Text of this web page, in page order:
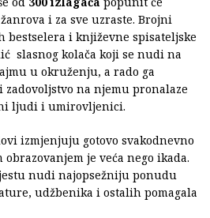
i za sve uzraste. Brojni
bestselera i književne spisateljske
slasnog kolača koji se nudi na
u okruženju, a rado ga
na njemu pronalaze
ljudi i umirovljenici.
izmjenjuju gotovo svakodnevno
je veća nego ikada.
nudi najopsežniju ponudu
udžbenika i ostalih pomagala